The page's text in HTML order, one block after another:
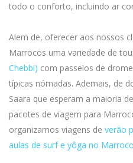
todo o conforto, incluindo ar
Alem de, oferecer aos nossos
Marrocos uma variedade de
Chebbi) com passeios de
típicas nómadas. Ademais, de
Saara que esperam a maioria
pacotes de viagem para
organizamos viagens de verão
aulas de surf e yôga no